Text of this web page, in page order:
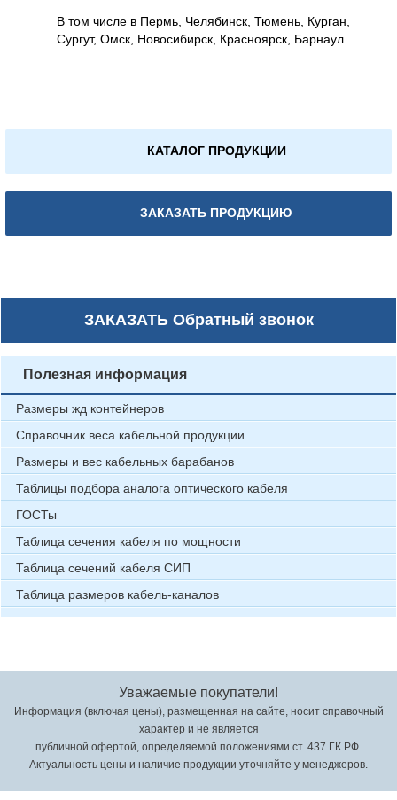
В том числе в Пермь, Челябинск, Тюмень, Курган,
Сургут, Омск, Новосибирск, Красноярск, Барнаул
КАТАЛОГ ПРОДУКЦИИ
ЗАКАЗАТЬ ПРОДУКЦИЮ
ЗАКАЗАТЬОбратный звонок
Полезная информация
Размеры жд контейнеров
Справочник веса кабельной продукции
Размеры и вес кабельных барабанов
Таблицы подбора аналога оптического кабеля
ГОСТы
Таблица сечения кабеля по мощности
Таблица сечений кабеля СИП
Таблица размеров кабель-каналов
Уважаемые покупатели!
Информация (включая цены), размещенная на сайте, носит справочный
характер и не является
публичной офертой, определяемой положениями ст. 437 ГК РФ.
Актуальность цены и наличие продукции уточняйте у менеджеров.